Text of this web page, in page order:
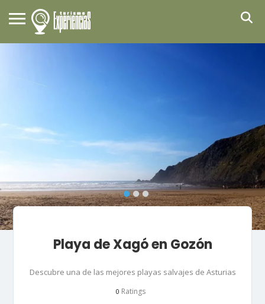
Playa de Xagó en Gozón
Descubre una de las mejores playas salvajes de Asturias
0 Ratings